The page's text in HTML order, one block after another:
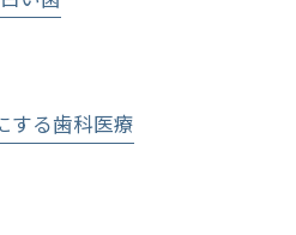
する歯科医療